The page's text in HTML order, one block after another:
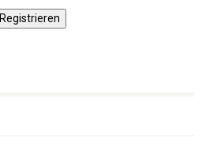
Registrieren